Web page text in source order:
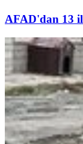
AFAD'dan 13